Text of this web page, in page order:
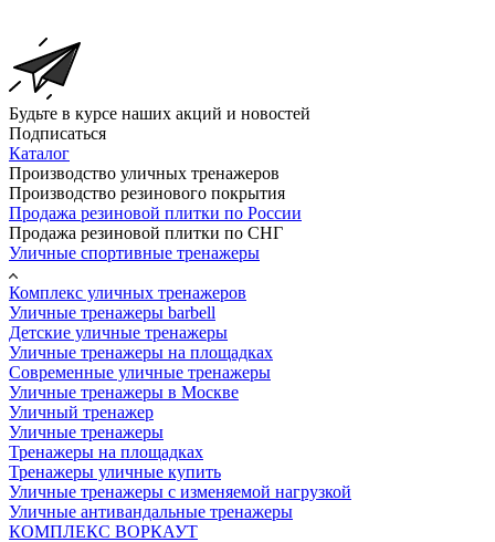
Будьте в курсе наших акций и новостей
Подписаться
Каталог
Производство уличных тренажеров
Производство резинового покрытия
Продажа резиновой плитки по России
Продажа резиновой плитки по СНГ
Уличные спортивные тренажеры
Комплекс уличных тренажеров
Уличные тренажеры barbell
Детские уличные тренажеры
Уличные тренажеры на площадках
Современные уличные тренажеры
Уличные тренажеры в Москве
Уличный тренажер
Уличные тренажеры
Тренажеры на площадках
Тренажеры уличные купить
Уличные тренажеры с изменяемой нагрузкой
Уличные антивандальные тренажеры
КОМПЛЕКС ВОРКАУТ